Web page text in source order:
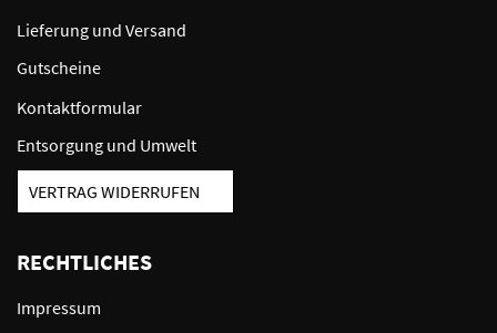
Lieferung und Versand
Gutscheine
Kontaktformular
Entsorgung und Umwelt
VERTRAG WIDERRUFEN
RECHTLICHES
Impressum